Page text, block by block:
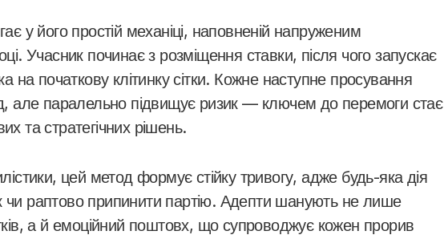
у його простій механіці, наповненій напруженим
Учасник починає з розміщення ставки, після чого запускає
на початкову клітинку сітки. Кожне наступне просування
але паралельно підвищує ризик — ключем до перемоги стає
та стратегічних рішень.
цей метод формує стійку тривогу, адже будь-яка дія
раптово припинити партію. Адепти шанують не лише
а й емоційний поштовх, що супроводжує кожен прорив